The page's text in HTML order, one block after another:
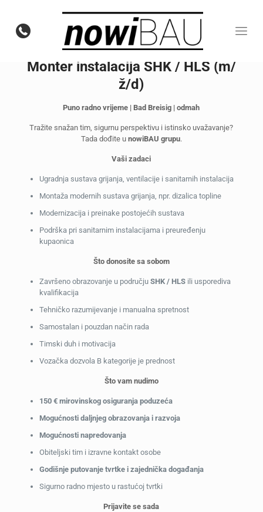
Monter instalacija SHK / HLS (m/
ž/d)
Puno radno vrijeme | Bad Breisig | odmah
Tražite snažan tim, sigurnu perspektivu i istinsko uvažavanje?
Tada dođite u nowiBAU grupu.
Vaši zadaci
Ugradnja sustava grijanja, ventilacije i sanitarnih instalacija
Montaža modernih sustava grijanja, npr. dizalica topline
Modernizacija i preinake postojećih sustava
Podrška pri sanitarnim instalacijama i preuređenju
kupaonica
Što donosite sa sobom
Završeno obrazovanje u području SHK / HLSili usporediva
kvalifikacija
Tehničko razumijevanje i manualna spretnost
Samostalan i pouzdan način rada
Timski duh i motivacija
Vozačka dozvola B kategorije je prednost
Što vam nudimo
150 € mirovinskog osiguranja poduzeća
Mogućnosti daljnjeg obrazovanja i razvoja
Mogućnosti napredovanja
Obiteljski tim i izravne kontakt osobe
Godišnje putovanje tvrtke i zajednička događanja
Sigurno radno mjesto u rastućoj tvrtki
Prijavite se sada